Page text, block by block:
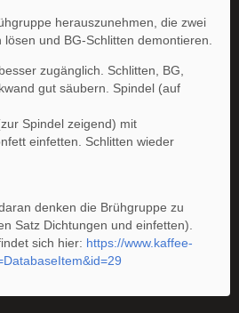
herauszunehmen, die zwei
und BG-Schlitten demontieren.
zugänglich. Schlitten, BG,
gut säubern. Spindel (auf
Spindel zeigend) mit
einfetten. Schlitten wieder
denken die Brühgruppe zu
Satz Dichtungen und einfetten).
sich hier: https://www.kaffee-